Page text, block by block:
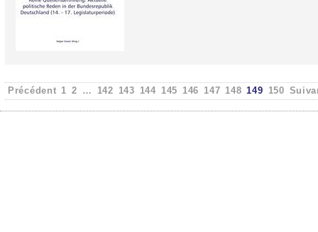
Précédent 1 2 … 142 143 144 145 146 147 148 149 150